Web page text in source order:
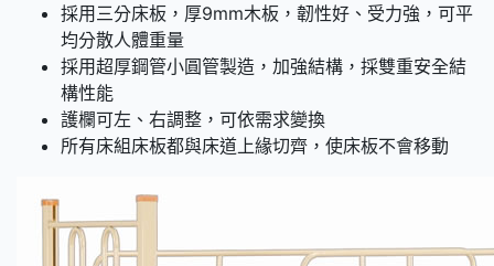
採用三分床板，厚9mm木板，韌性好、受力強，可平
均分散人體重量
採用超厚鋼管小圓管製造，加強結構，採雙重安全結
構性能
護欄可左、右調整，可依需求變換
所有床組床板都與床道上緣切齊，使床板不會移動